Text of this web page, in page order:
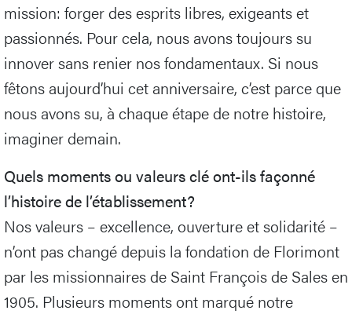
mission: forger des esprits libres, exigeants et
passionnés. Pour cela, nous avons toujours su
innover sans renier nos fondamentaux. Si nous
fêtons aujourd’hui cet anniversaire, c’est parce que
nous avons su, à chaque étape de notre histoire,
imaginer demain.
Quels moments ou valeurs clé ont-ils façonné
l’histoire de l’établissement?
Nos valeurs – excellence, ouverture et solidarité –
n’ont pas changé depuis la fondation de Florimont
par les missionnaires de Saint François de Sales en
1905. Plusieurs moments ont marqué notre